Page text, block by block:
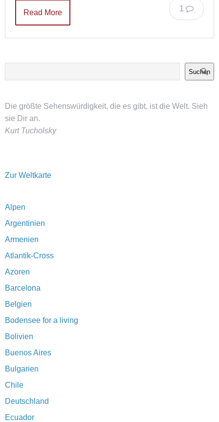
1
Read More
Suchen
Die größte Sehenswürdigkeit, die es gibt, ist die Welt. Sieh
sie Dir an.
Kurt Tucholsky
Zur Weltkarte
Alpen
Argentinien
Armenien
Atlantik-Cross
Azoren
Barcelona
Belgien
Bodensee for a living
Bolivien
Buenos Aires
Bulgarien
Chile
Deutschland
Ecuador